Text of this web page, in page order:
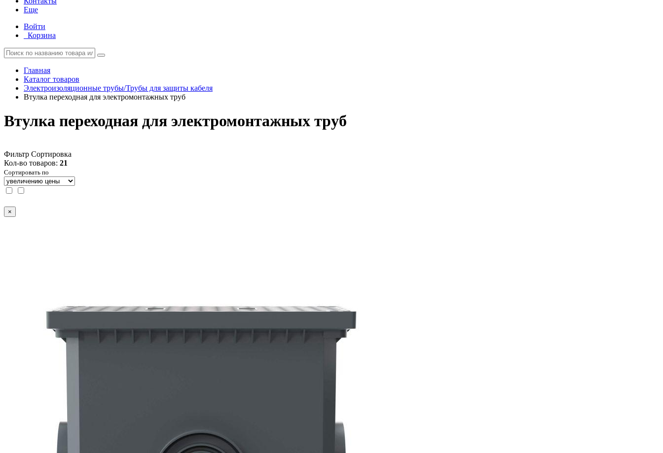
Еще
Войти
Корзина
Главная
Каталог товаров
Электроизоляционные трубы/Трубы для защиты кабеля
Втулка переходная для электромонтажных труб
Втулка переходная для электромонтажных труб
Фильтр Сортировка
Кол-во товаров: 21
Сортировать по
×